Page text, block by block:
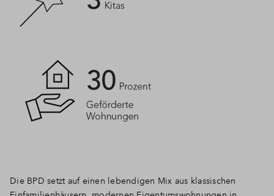
Die BPD setzt auf einen lebendigen Mix aus klassischen